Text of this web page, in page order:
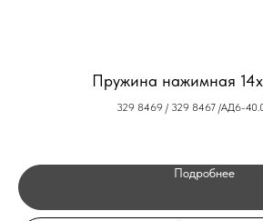
Пружина нажимная
329 8469 / 329 8467 /АД6-
Подробнее